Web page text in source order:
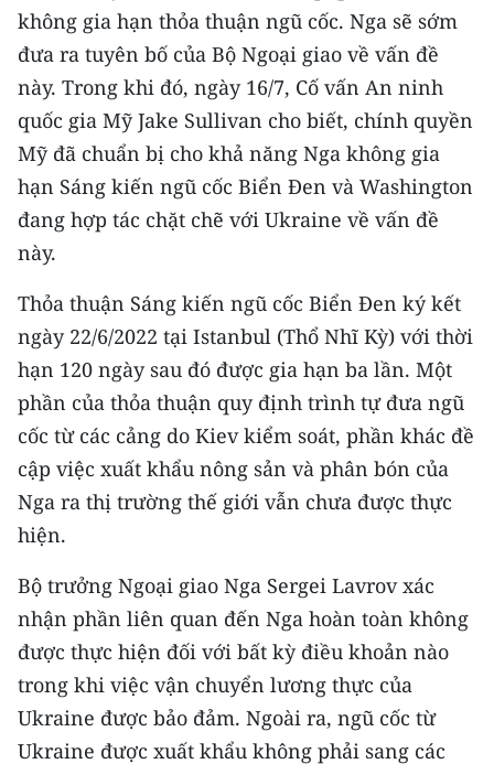
Media Văn hóa
Media Xã hội
Media Pháp luật
Media Du lịch
Media Thế giới
Media Thể thao
Media Giáo dục
Media Y tế
Media Khoa học - Công nghệ
Media Môi trường
Infographic
TIN MỚI
TIN ĐỊA PHƯƠNG
Trung du và miền núi phía Bắc
không gia hạn thỏa thuận ngũ cốc. Nga sẽ sớm
đưa ra tuyên bố của Bộ Ngoại giao về vấn đề
này. Trong khi đó, ngày 16/7, Cố vấn An ninh
quốc gia Mỹ Jake Sullivan cho biết, chính quyền
Mỹ đã chuẩn bị cho khả năng Nga không gia
hạn Sáng kiến ngũ cốc Biển Đen và Washington
đang hợp tác chặt chẽ với Ukraine về vấn đề
này.
Thỏa thuận Sáng kiến ngũ cốc Biển Đen ký kết
ngày 22/6/2022 tại Istanbul (Thổ Nhĩ Kỳ) với thời
hạn 120 ngày sau đó được gia hạn ba lần. Một
phần của thỏa thuận quy định trình tự đưa ngũ
cốc từ các cảng do Kiev kiểm soát, phần khác đề
cập việc xuất khẩu nông sản và phân bón của
Nga ra thị trường thế giới vẫn chưa được thực
hiện.
Bộ trưởng Ngoại giao Nga Sergei Lavrov xác
nhận phần liên quan đến Nga hoàn toàn không
được thực hiện đối với bất kỳ điều khoản nào
trong khi việc vận chuyển lương thực của
Ukraine được bảo đảm. Ngoài ra, ngũ cốc từ
Ukraine được xuất khẩu không phải sang các